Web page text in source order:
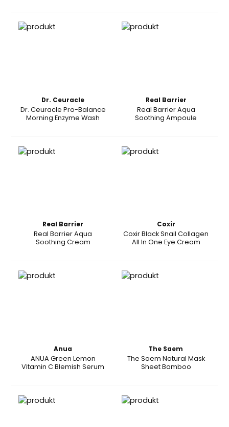
Dr. Ceuracle
Dr. Ceuracle Pro-Balance
Morning Enzyme Wash
Real Barrier
Real Barrier Aqua
Soothing Ampoule
Real Barrier
Real Barrier Aqua
Soothing Cream
Coxir
Coxir Black Snail Collagen
All In One Eye Cream
Anua
ANUA Green Lemon
Vitamin C Blemish Serum
The Saem
The Saem Natural Mask
Sheet Bamboo